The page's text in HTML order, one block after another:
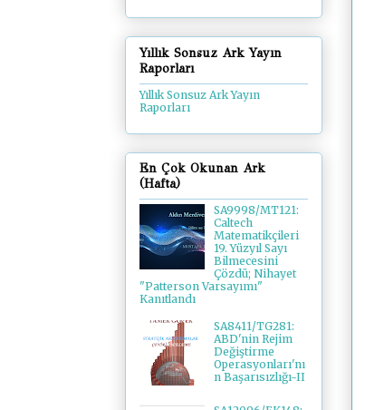
Yıllık Sonsuz Ark Yayın
Raporları
Yıllık Sonsuz Ark Yayın
Raporları
En Çok Okunan Ark
(Hafta)
SA9998/MT121:
Caltech
Matematikçileri
19. Yüzyıl Sayı
Bilmecesini
Çözdü; Nihayet
"Patterson Varsayımı"
Kanıtlandı
SA8411/TG281:
ABD'nin Rejim
Değiştirme
Operasyonları'nı
n Başarısızlığı-II